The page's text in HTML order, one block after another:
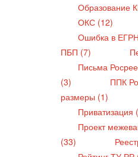
Образование
ОКС (12)
Ошибка в
ПБП (7)
Письма
(3)
ППК
размеры (1)
Приватизация
Проект
(33)